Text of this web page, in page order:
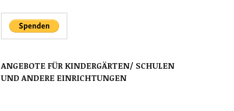
ANGEBOTE FÜR KINDERGÄRTEN/ SCHULEN
UND ANDERE EINRICHTUNGEN